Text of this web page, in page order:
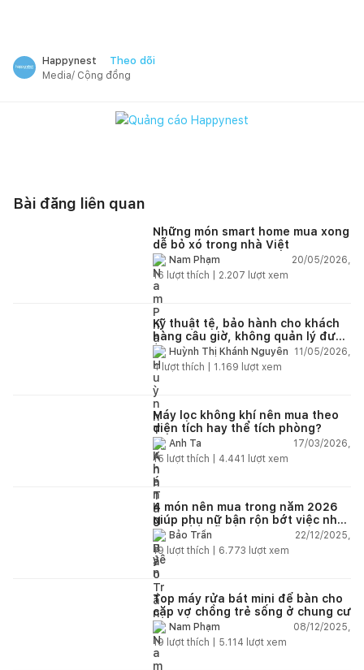
Happynest Theo dõi
Media/ Cộng đồng
Bài đăng liên quan
Những món smart home mua xong
dễ bỏ xó trong nhà Việt
Nam Phạm
20/05/2026,
16 lượt thích | 2.207 lượt xem
Kỹ thuật tệ, bảo hành cho khách
hàng câu giờ, không quản lý được
nhân viên xây dựng của mình,
điện nhẹ, điện nước, tường quá
kém. Luôn đổ lỗi cho nhân viên.
Bảo hành quá tệ, tôi phải đợi rất
lâu mới dc bảo hành, liên hệ để
được bảo hành thì bơ khách
Huỳnh Thị Khánh Nguyên
11/05/2026,
4lượt thích | 1.169 lượt xem
Máy lọc không khí nên mua theo
diện tích hay thể tích phòng?
Anh Ta
17/03/2026,
15 lượt thích | 4.441 lượt xem
4 món nên mua trong năm 2026
giúp phụ nữ bận rộn bớt việc nhà,
nhẹ đầu mỗi ngày
Bảo Trần
22/12/2025,
19 lượt thích | 6.773 lượt xem
Top máy rửa bát mini để bàn cho
cặp vợ chồng trẻ sống ở chung cư
Nam Phạm
08/12/2025,
19 lượt thích | 5.114 lượt xem